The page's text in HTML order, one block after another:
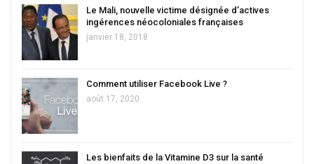
Le Mali, nouvelle victime désignée d’actives
ingérences néocoloniales françaises
janvier 18, 2018
Comment utiliser Facebook Live ?
août 17, 2020
Les bienfaits de la Vitamine D3 sur la santé